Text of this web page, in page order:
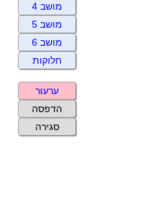
מושב 4
מושב 5
מושב 6
חלוקות
ערעור
הדפסה
סגירה